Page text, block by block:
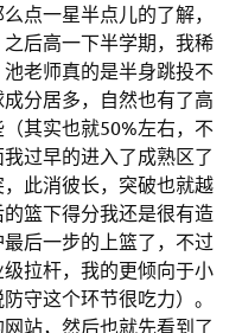
点一星半点儿的了解，
后高一下半学期，我稀
老师真的是半身跳投不
分居多，自然也有了高
其实也就50%左右，不
过早的进入了成熟区了
此消彼长，突破也就越
篮下得分我还是很有造
后一步的上篮了，不过
拉杆，我的更倾向于小
守这个环节很吃力）。
站，然后也就先看到了